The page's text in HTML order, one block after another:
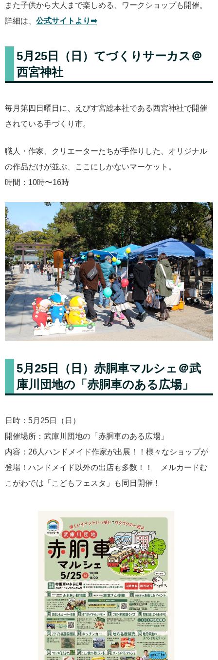
また子供から大人まで楽しめる、ワークショップも開催。
詳細は、 公式サイトより➡︎
5月25日（日）てづくりサーカス＠
西宮神社
毎月第四日曜日に、えびす宮総本社である西宮神社で開催
されている手づくり市。
職人・作家、クリエーターたちが手作りした、オリジナル
の作品だけが並ぶ、ここにしかないマーケット。
時間：10時〜16時
5月25日（日）赤胴車マルシェ＠武
庫川団地の「赤胴車のある広場」
日時：5月25日（日）
開催場所：武庫川団地の「赤胴車のある広場」
内容：26人ハンドメイド作家が出展！！様々なショップが
登場！ハンドメイド以外の出店も多数！！ メルカードむ
こがわでは「こどもフェスタ」も同日開催！